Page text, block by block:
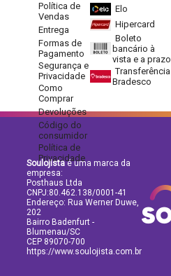
Política de
Vendas
Entrega
Formas de
Pagamento
Segurança e
Privacidade
Como
Comprar
Devoluções
Código do
consumidor
Política de
Privacidade
Elo
Hipercard
Boleto
bancário à
vista e a prazo
Transferência
Bradesco
Soulojistaé uma marca da
empresa:
Posthaus Ltda
CNPJ:80.462.138/0001-41
Endereço: Rua Werner Duwe,
202
Bairro Badenfurt -
Blumenau/SC
CEP 89070-700
https://www.soulojista.com.br